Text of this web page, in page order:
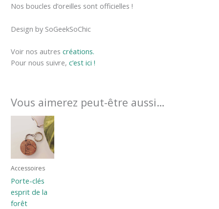
Nos boucles d’oreilles sont officielles !
Design by SoGeekSoChic
Voir nos autrescréations.
Pour nous suivre,c’est ici !
Vous aimerez peut-être aussi…
Accessoires
Porte-clés
esprit de la
forêt